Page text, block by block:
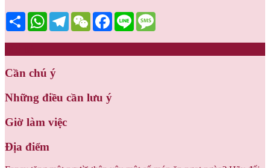
Share WhatsAppTelegramWeChatFacebook
Line
Cần chú ý
Những điều cần lưu ý
Giờ làm việc
Địa điểm